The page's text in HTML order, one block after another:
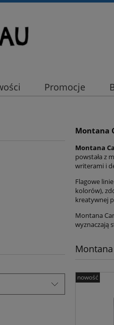
Promocje
Montana
Montana
powstała z
writerami i
Flagowe
kolorów),
kreatywnej
Montana
wyznaczają
nowość